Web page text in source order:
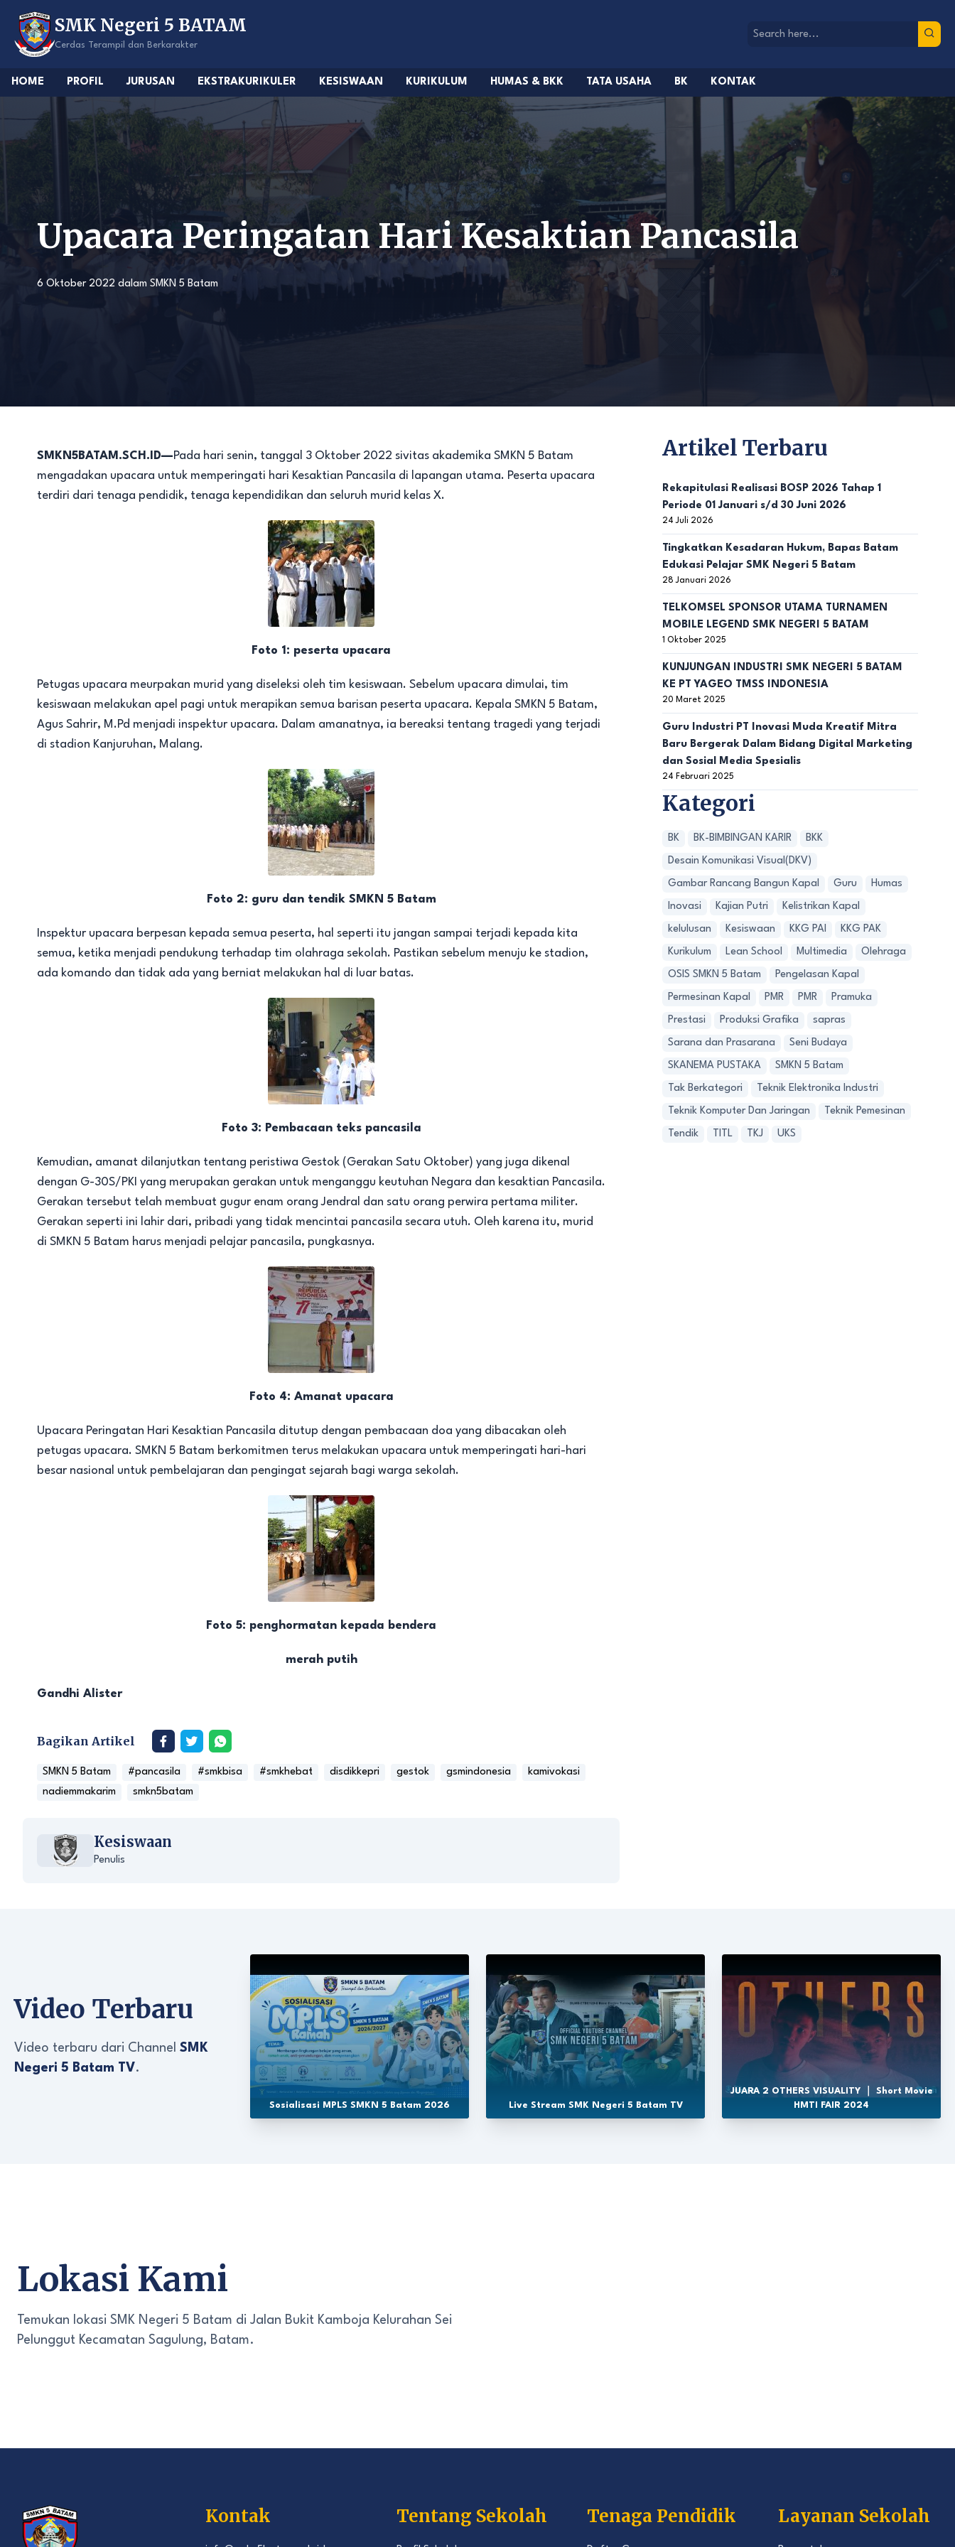
content
SMK Negeri 5 BATAM
Cerdas Terampil dan Berkarakter
HOME PROFIL JURUSAN EKSTRAKURIKULER KESISWAAN KURIKULUM HUMAS & BKK TATA USAHA BK KONTAK
Upacara Peringatan Hari Kesaktian Pancasila
6 Oktober 2022 dalam SMKN 5 Batam
SMKN5BATAM.SCH.ID—Pada hari senin, tanggal 3 Oktober 2022 sivitas akademika SMKN 5 Batam
mengadakan upacara untuk memperingati hari Kesaktian Pancasila di lapangan utama. Peserta upacara
terdiri dari tenaga pendidik, tenaga kependidikan dan seluruh murid kelas X.
Foto 1: peserta upacara
Petugas upacara meurpakan murid yang diseleksi oleh tim kesiswaan. Sebelum upacara dimulai, tim
kesiswaan melakukan apel pagi untuk merapikan semua barisan peserta upacara. Kepala SMKN 5 Batam,
Agus Sahrir, M.Pd menjadi inspektur upacara. Dalam amanatnya, ia bereaksi tentang tragedi yang terjadi
di stadion Kanjuruhan, Malang.
Foto 2: guru dan tendik SMKN 5 Batam
Inspektur upacara berpesan kepada semua peserta, hal seperti itu jangan sampai terjadi kepada kita
semua, ketika menjadi pendukung terhadap tim olahraga sekolah. Pastikan sebelum menuju ke stadion,
ada komando dan tidak ada yang berniat melakukan hal di luar batas.
Foto 3: Pembacaan teks pancasila
Kemudian, amanat dilanjutkan tentang peristiwa Gestok (Gerakan Satu Oktober) yang juga dikenal
dengan G-30S/PKI yang merupakan gerakan untuk menganggu keutuhan Negara dan kesaktian Pancasila.
Gerakan tersebut telah membuat gugur enam orang Jendral dan satu orang perwira pertama militer.
Gerakan seperti ini lahir dari, pribadi yang tidak mencintai pancasila secara utuh. Oleh karena itu, murid
di SMKN 5 Batam harus menjadi pelajar pancasila, pungkasnya.
Foto 4: Amanat upacara
Upacara Peringatan Hari Kesaktian Pancasila ditutup dengan pembacaan doa yang dibacakan oleh
petugas upacara. SMKN 5 Batam berkomitmen terus melakukan upacara untuk memperingati hari-hari
besar nasional untuk pembelajaran dan pengingat sejarah bagi warga sekolah.
Foto 5: penghormatan kepada bendera
merah putih
Gandhi Alister
Bagikan Artikel
SMKN 5 Batam #pancasila #smkbisa #smkhebat disdikkepri gestok gsmindonesia
kamivokasi
nadiemmakarim
smkn5batam
Kesiswaan
Penulis
Artikel Terbaru
Rekapitulasi Realisasi BOSP 2026 Tahap 1
Periode 01 Januari s/d 30 Juni 2026
24 Juli 2026
Tingkatkan Kesadaran Hukum, Bapas Batam
Edukasi Pelajar SMK Negeri 5 Batam
28 Januari 2026
TELKOMSEL SPONSOR UTAMA TURNAMEN
MOBILE LEGEND SMK NEGERI 5 BATAM
1 Oktober 2025
KUNJUNGAN INDUSTRI SMK NEGERI 5 BATAM
KE PT YAGEO TMSS INDONESIA
20 Maret 2025
Guru Industri PT Inovasi Muda Kreatif Mitra
Baru Bergerak Dalam Bidang Digital Marketing
dan Sosial Media Spesialis
24 Februari 2025
Kategori
BK BK-BIMBINGAN KARIR BKK
Desain Komunikasi Visual(DKV)
Gambar Rancang Bangun Kapal Guru Humas
Inovasi Kajian Putri Kelistrikan Kapal
kelulusan Kesiswaan KKG PAI KKG PAK
Kurikulum Lean School Multimedia Olehraga
OSIS SMKN 5 Batam Pengelasan Kapal
Permesinan Kapal PMR PMR Pramuka
Prestasi Produksi Grafika sapras
Sarana dan Prasarana Seni Budaya
SKANEMA PUSTAKA SMKN 5 Batam
Tak Berkategori Teknik Elektronika Industri
Teknik Komputer Dan Jaringan Teknik Pemesinan
Tendik TITL TKJ UKS
Video Terbaru
Video terbaru dari Channel SMK
Negeri 5 Batam TV.
Sosialisasi MPLS SMKN 5 Batam 2026 Live Stream SMK Negeri 5 Batam TV
JUARA 2 OTHERS VISUALITY ｜ Short Movie
HMTI FAIR 2024
Lokasi Kami
Temukan lokasi SMK Negeri 5 Batam di Jalan Bukit Kamboja Kelurahan Sei
Pelunggut Kecamatan Sagulung, Batam.
Kontak Tentang Sekolah Tenaga Pendidik Layanan Sekolah